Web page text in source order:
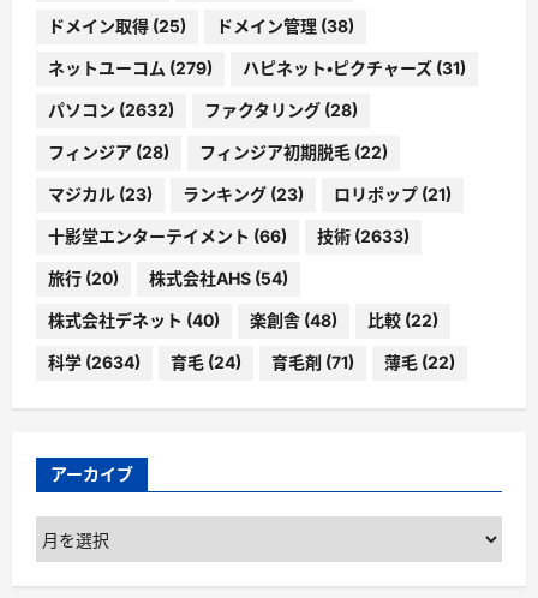
ドメイン取得 (25) ドメイン管理 (38)
ネットユーコム (279) ハピネット・ピクチャーズ (31)
パソコン (2632) ファクタリング (28)
フィンジア (28) フィンジア初期脱毛 (22)
マジカル (23) ランキング (23) ロリポップ (21)
十影堂エンターテイメント (66) 技術 (2633)
旅行 (20) 株式会社AHS (54)
株式会社デネット (40) 楽創舎 (48) 比較 (22)
科学 (2634) 育毛 (24) 育毛剤 (71) 薄毛 (22)
アーカイブ
ア
ー
カ